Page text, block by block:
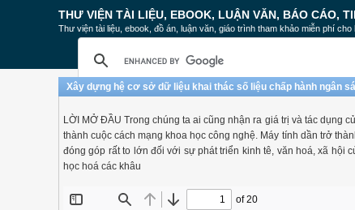
THƯ VIỆN TÀI LIỆU, EBOOK, LUẬN VĂN, BÁO CÁO,
Thư viện tài liệu, ebook, đồ án, luận văn, giáo trình tham khảo miễn phí
Xây dựng hệ cơ sở dữ liệu khai thác số liệu chấp hành ngân
LỜI MỞ ĐẦU Trong chúng ta ai cũng nhận ra giá trị và tác dụng
thành cuộc cách mạng khoa học công nghệ. Máy tính dần trở
đóng góp rất to lớn đối với sự phát triển kinh tê, văn hoá, xã hội
học hoá các khâu